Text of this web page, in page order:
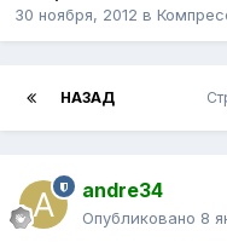
30 ноября, 2012 в
НАЗАД
andre34
Опубликовано 8